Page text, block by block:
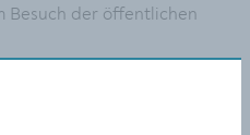
Besuch der öffentlichen
1. September 2016 und